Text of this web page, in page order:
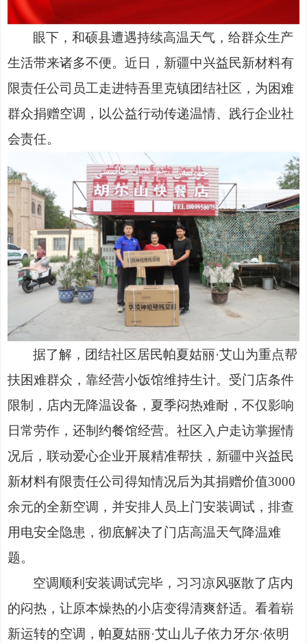
眼下 ，和硕县遭遇持续高温天气，给群众生产
生活带来诸多不便。近日，新疆中兴益民新材料有
限责任公司员工走进特吾里克镇团结社区，为困难
群众捐赠空调，以公益行动传递温情、践行企业社
会责任。
据了解，团结社区居民帕夏姑丽·艾山为重点帮
扶困难群众，靠经营小饭馆维持生计。受门店条件
限制，店内无降温设备，夏季闷热难耐，不仅影响
日常劳作，还制约餐馆经营。社区入户走访掌握情
况后，联动爱心企业开展精准帮扶，新疆中兴益民
新材料有限责任公司得知情况后为其捐赠价值3000
余元的全新空调，并安排人员上门安装调试，排查
用电安全隐患，彻底解决了门店高温天气降温难
题。
空调顺利安装调试完毕，习习凉风驱散了店内
的闷热，让原本燥热的小店变得清爽舒适。看着崭
新运转的空调，帕夏姑丽·艾山儿子依力牙尔·依明